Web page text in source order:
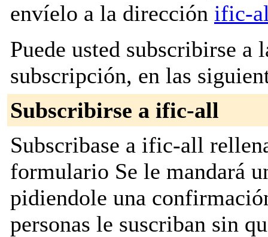
envíelo a la dirección ific-
Puede usted subscribirse a
subscripción, en las
Subscribirse a ific-all
Subscribase a ific-all
formulario Se le mandará
pidiendole una
personas le suscriban sin